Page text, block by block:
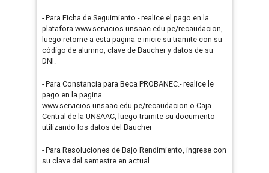
- Para Ficha de Seguimiento.- realice el pago en la
platafora www.servicios.unsaac.edu.pe/recaudacion,
luego retorne a esta pagina e inicie su tramite con su
código de alumno, clave de Baucher y datos de su
DNI.
- Para Constancia para Beca PROBANEC.- realice le
pago en la pagina
www.servicios.unsaac.edu.pe/recaudacion o Caja
Central de la UNSAAC, luego tramite su documento
utilizando los datos del Baucher
- Para Resoluciones de Bajo Rendimiento, ingrese con
su clave del semestre en actual